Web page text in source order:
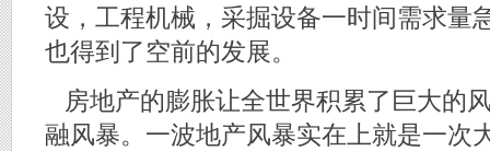
设，工程机械，采掘设备一时间需求量
也得到了空前的发展。
房地产的膨胀让全世界积累了巨大的
融风暴。一波地产风暴实在上就是一次